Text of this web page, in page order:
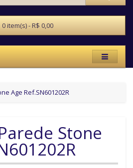
0 item(s) - R$ 0,00
Age Ref.SN601202R
Stone